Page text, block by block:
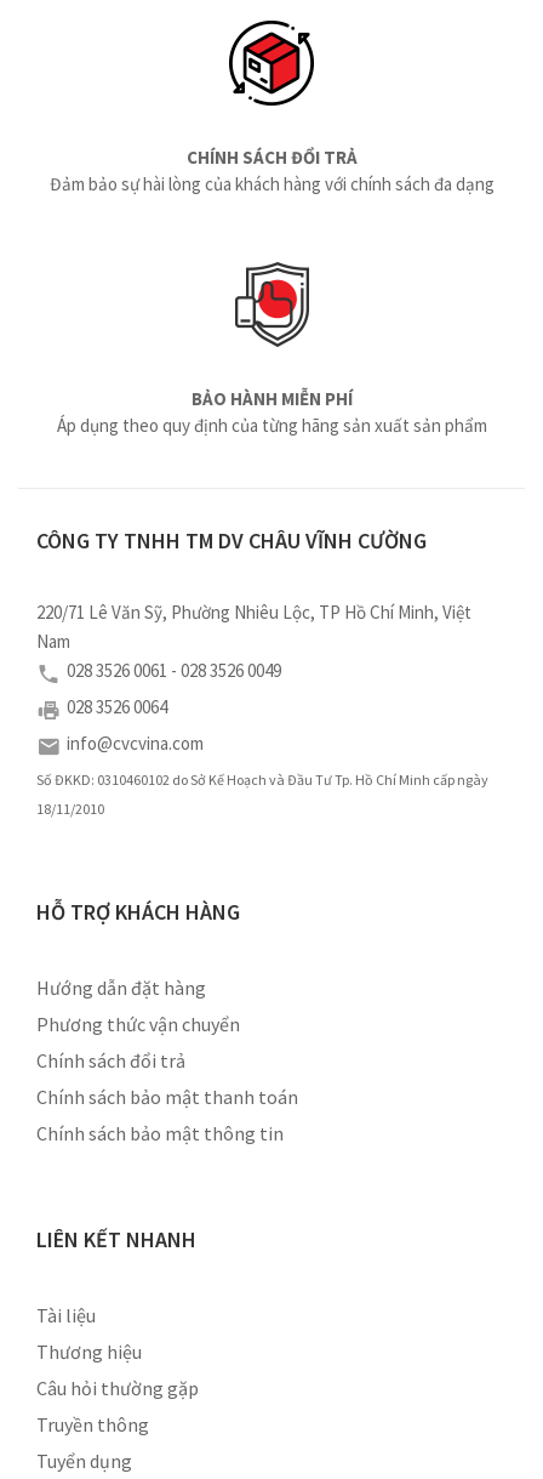
CHÍNH SÁCH ĐỔI TRẢ
Đảm bảo sự hài lòng của khách hàng với chính sách đa dạng
BẢO HÀNH MIỄN PHÍ
Áp dụng theo quy định của từng hãng sản xuất sản phẩm
CÔNG TY TNHH TM DV CHÂU VĨNH CƯỜNG
220/71 Lê Văn Sỹ, Phường Nhiêu Lộc, TP Hồ Chí Minh, Việt
Nam
028 3526 0061 - 028 3526 0049
028 3526 0064
info@cvcvina.com
Số ĐKKD: 0310460102 do Sở Kế Hoạch và Đầu Tư Tp. Hồ Chí Minh cấp ngày
18/11/2010
HỖ TRỢ KHÁCH HÀNG
Hướng dẫn đặt hàng
Phương thức vận chuyển
Chính sách đổi trả
Chính sách bảo mật thanh toán
Chính sách bảo mật thông tin
LIÊN KẾT NHANH
Tài liệu
Thương hiệu
Câu hỏi thường gặp
Truyền thông
Tuyển dụng